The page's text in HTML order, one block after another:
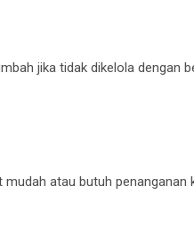
jika tidak dikelola dengan
atau butuh penanganan